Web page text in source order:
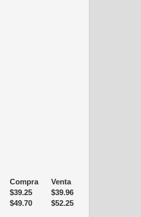
Compra
Venta
$39.25 $39.96
$49.70 $52.25